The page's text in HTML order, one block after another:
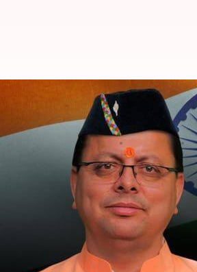
இந்தியாவில்
உத்தரகாண்ட்
Sindhuja SM
செய்தி முன்னோட்டம்
உத்தரகாண்ட்மாநிலம்
வெளியாகியுள்ளன.
உத்தரகாண்ட் இந்த
என்ற பெயர்